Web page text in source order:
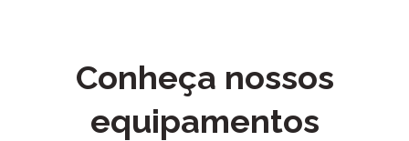
Conheça nossos
equipamentos